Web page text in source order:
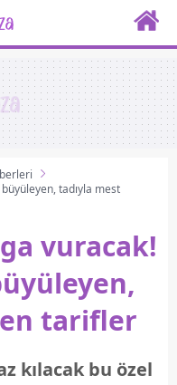
tadıyla mest
vuracak!
tarifler
kılacak bu özel